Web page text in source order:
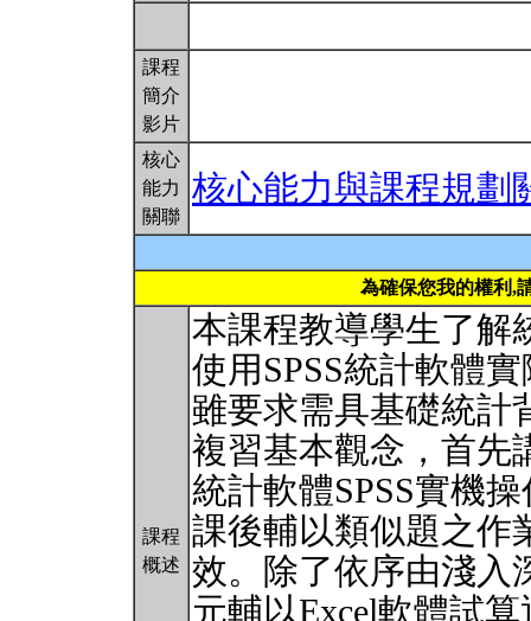
課程
簡介
影片
核心
能力
關聯
核心能力與課程規劃
為確保您我的權利,
課程
概述
本課程教導學生了解
使用SPSS統計軟體
雖要求需具基礎統計
複習基本觀念，首先
統計軟體SPSS實機
課後輔以類似題之作
效。除了依序由淺入
元輔以Excel軟體試